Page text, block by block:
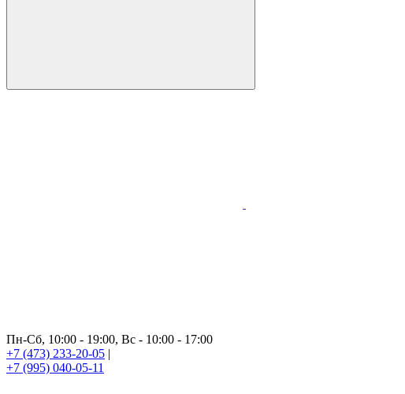
Пн-Сб, 10:00 - 19:00, Вс - 10:00 - 17:00
+7 (473) 233-20-05 |
+7 (995) 040-05-11